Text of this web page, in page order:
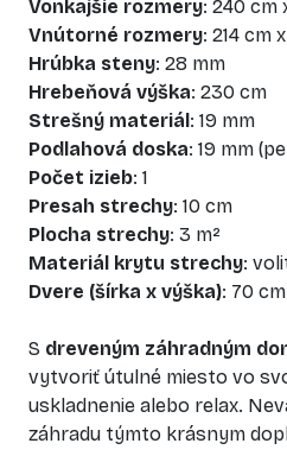
Vonkajšie rozmery: 240 cm
Vnútorné rozmery: 214 cm
Hrúbka steny: 28 mm
Hrebeňová výška: 230 cm
Strešný materiál: 19 mm
Podlahová doska: 19 mm
Počet izieb: 1
Presah strechy: 10 cm
Plocha strechy: 3 m²
Materiál krytu strechy:
Dvere (šírka x výška): 70
S dreveným záhradným
vytvoriť útulné miesto vo
uskladnenie alebo relax.
záhradu týmto krásnym